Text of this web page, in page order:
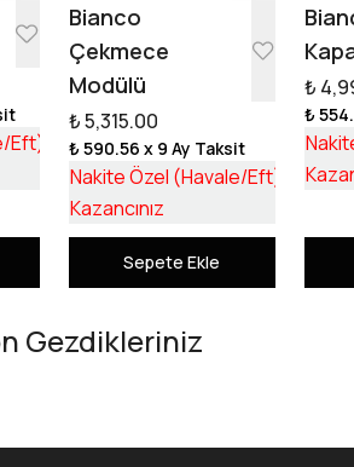
Eft) ₺ 55,253.17
₺ 18,309.83
Bianco
Çekmece
Modülü
₺ 5,315.00
₺ 590.56 x 9 Ay Taksit
Nakite Özel (Havale/Eft) ₺
Kazancınız
Sepete Ekle
₺
₺
Gezdikleriniz